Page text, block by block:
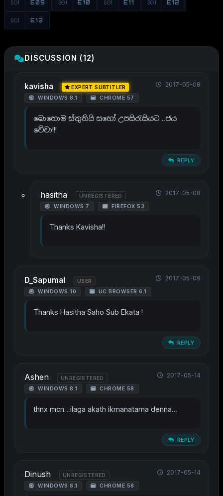
S01 E09 S01 E10 S01 E11 S01 E12
S01 E13
DISCUSSION (12)
kavisha EXPERT SUBTITLER
WINDOWS 8.1 CHROME 57
2017-05-08
බොහොම ස්තුතියි සහෝ උපසිරැසියට…ජය
වේවා!!!
REPLY
hasitha UNREGISTERED
WINDOWS 7 FIREFOX 53
2017-05-08
Thanks Kavisha!!
D_Sapumal USER
WINDOWS 10 UC BROWSER 6.1
2017-05-09
Thanks Hasitha Saho Sub Ekata !
REPLY
Ashen UNREGISTERED
WINDOWS 8.1 CHROME 58
2017-05-14
thnx mcn…ilaga akath ikmanatama denna…
REPLY
Dinush UNREGISTERED
WINDOWS 8.1 CHROME 58
2017-05-14